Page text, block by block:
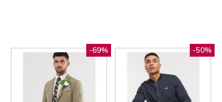
-69% -50%